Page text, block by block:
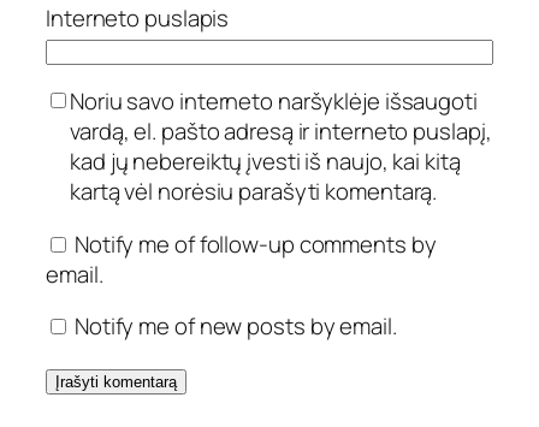
Interneto puslapis
Noriu savo interneto naršyklėje išsaugoti
vardą, el. pašto adresą ir interneto puslapį,
kad jų nebereiktų įvesti iš naujo, kai kitą
kartą vėl norėsiu parašyti komentarą.
Notify me of follow-up comments by
email.
Notify me of new posts by email.